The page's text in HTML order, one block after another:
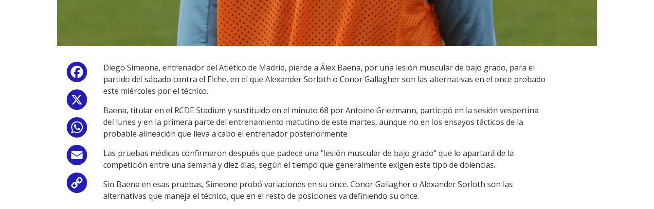
Facebook
WhatsApp
Email
Copy
Diego Simeone, entrenador del Atlético de Madrid, pierde a Álex Baena, por una lesión muscular de bajo grado, para el
partido del sábado contra el Elche, en el que Alexander Sorloth o Conor Gallagher son las alternativas en el once probado
este miércoles por el técnico.
Baena, titular en el RCDE Stadium y sustituido en el minuto 68 por Antoine Griezmann, participó en la sesión vespertina
del lunes y en la primera parte del entrenamiento matutino de este martes, aunque no en los ensayos tácticos de la
probable alineación que lleva a cabo el entrenador posteriormente.
Las pruebas médicas confirmaron después que padece una "lesión muscular de bajo grado" que lo apartará de la
competición entre una semana y diez días, según el tiempo que generalmente exigen este tipo de dolencias.
Sin Baena en esas pruebas, Simeone probó variaciones en su once. Conor Gallagher o Alexander Sorloth son las
alternativas que maneja el técnico, que en el resto de posiciones va definiendo su once.